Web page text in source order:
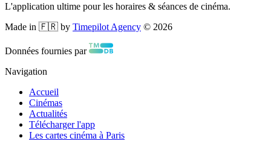
L'application ultime pour les horaires & séances de cinéma.
Made in 🇫🇷 by Timepilot Agency © 2026
Données fournies par
Navigation
Accueil
Cinémas
Actualités
Télécharger l'app
Les cartes cinéma à Paris